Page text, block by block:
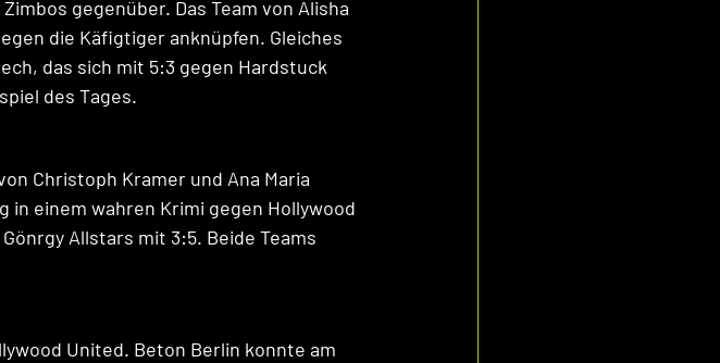
gegenüber. Das Team von Alisha
die Käfigtiger anknüpfen. Gleiches
das sich mit 5:3 gegen Hardstuck
des Tages.
Christoph Kramer und Ana Maria
in einem wahren Krimi gegen Hollywood
Allstars mit 3:5. Beide Teams
United. Beton Berlin konnte am